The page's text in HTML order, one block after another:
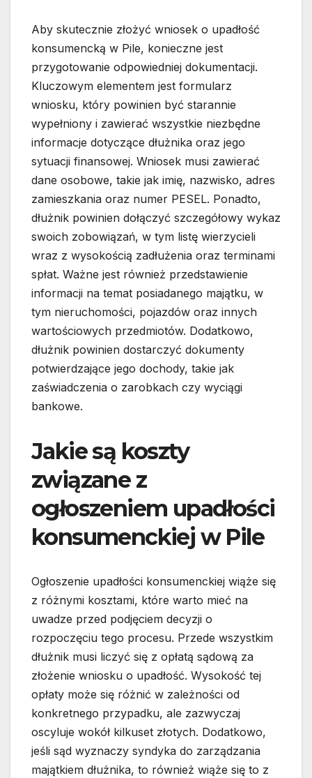
Aby skutecznie złożyć wniosek o upadłość
konsumencką w Pile, konieczne jest
przygotowanie odpowiedniej dokumentacji.
Kluczowym elementem jest formularz
wniosku, który powinien być starannie
wypełniony i zawierać wszystkie niezbędne
informacje dotyczące dłużnika oraz jego
sytuacji finansowej. Wniosek musi zawierać
dane osobowe, takie jak imię, nazwisko, adres
zamieszkania oraz numer PESEL. Ponadto,
dłużnik powinien dołączyć szczegółowy wykaz
swoich zobowiązań, w tym listę wierzycieli
wraz z wysokością zadłużenia oraz terminami
spłat. Ważne jest również przedstawienie
informacji na temat posiadanego majątku, w
tym nieruchomości, pojazdów oraz innych
wartościowych przedmiotów. Dodatkowo,
dłużnik powinien dostarczyć dokumenty
potwierdzające jego dochody, takie jak
zaświadczenia o zarobkach czy wyciągi
bankowe.
Jakie są koszty
związane z
ogłoszeniem upadłości
konsumenckiej w Pile
Ogłoszenie upadłości konsumenckiej wiąże się
z różnymi kosztami, które warto mieć na
uwadze przed podjęciem decyzji o
rozpoczęciu tego procesu. Przede wszystkim
dłużnik musi liczyć się z opłatą sądową za
złożenie wniosku o upadłość. Wysokość tej
opłaty może się różnić w zależności od
konkretnego przypadku, ale zazwyczaj
oscyluje wokół kilkuset złotych. Dodatkowo,
jeśli sąd wyznaczy syndyka do zarządzania
majątkiem dłużnika, to również wiąże się to z